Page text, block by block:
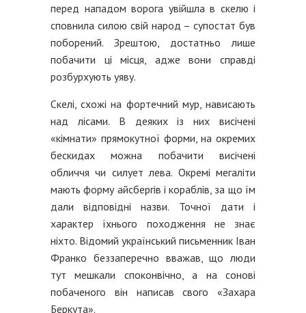
перед нападом ворога увійшла в скелю і
сповнила силою свій народ – супостат був
поборений. Зрештою, достатньо лише
побачити ці місця, адже вони справді
розбурхують уяву.
Скелі, схожі на фортечний мур, нависають
над лісами. В деяких із них висічені
«кімнати» прямокутної форми, на окремих
бескидах можна побачити висічені
обличчя чи силует лева. Окремі мегаліти
мають форму айсбергів і кораблів, за що їм
дали відповідні назви. Точної дати і
характер їхнього походження не знає
ніхто. Відомий український письменник Іван
Франко беззаперечно вважав, що люди
тут мешкали споконвічно, а на сонові
побаченого він написав свого «Захара
Беркута».